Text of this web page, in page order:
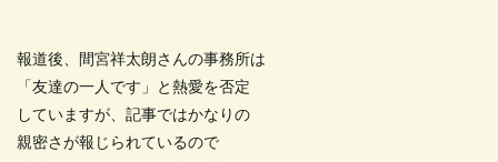
報道後、間宮祥太朗さんの事務所は
「友達の一人です」と熱愛を否定
していますが、記事ではかなりの
親密さが報じられているので